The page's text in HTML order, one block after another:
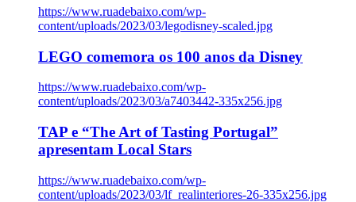
https://www.ruadebaixo.com/wp-
content/uploads/2023/03/legodisney-scaled.jpg
LEGO comemora os 100 anos da Disney
https://www.ruadebaixo.com/wp-
content/uploads/2023/03/a7403442-335x256.jpg
TAP e “The Art of Tasting Portugal”
apresentam Local Stars
https://www.ruadebaixo.com/wp-
content/uploads/2023/03/lf_realinteriores-26-335x256.jpg